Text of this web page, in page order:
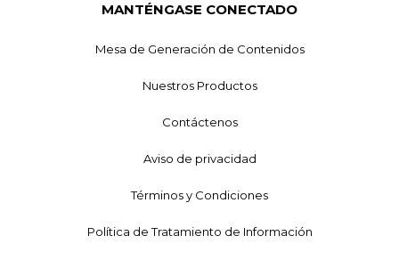
MANTÉNGASE CONECTADO
Mesa de Generación de Contenidos
Nuestros Productos
Contáctenos
Aviso de privacidad
Términos y Condiciones
Política de Tratamiento de Información